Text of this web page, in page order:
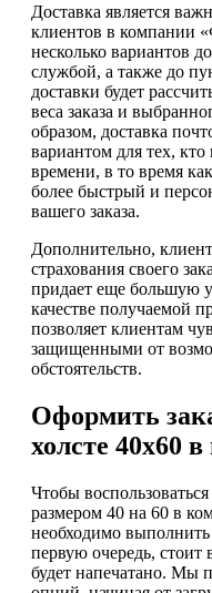
Доставка является
клиентов в компании
несколько вариантов
службой, а также до
доставки будет
веса заказа и
образом, доставка
вариантом для тех,
времени, в то время
более быстрый и
вашего заказа.
Дополнительно,
страхования своего
придает еще большую
качестве получаемой
позволяет клиентам
защищенными от
обстоятельств.
Оформить
холсте 40х60
Чтобы
размером 40 на 60 в
необходимо
первую очередь, стоит
будет напечатано. Мы